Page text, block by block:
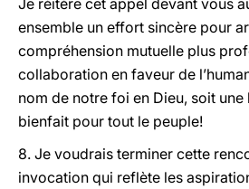
Je réitère cet appel devant vous
ensemble un effort sincère pour
compréhension mutuelle plus
collaboration en faveur de
nom de notre foi en Dieu, soit
bienfait pour tout le peuple!
8. Je voudrais terminer cette
invocation qui reflète les